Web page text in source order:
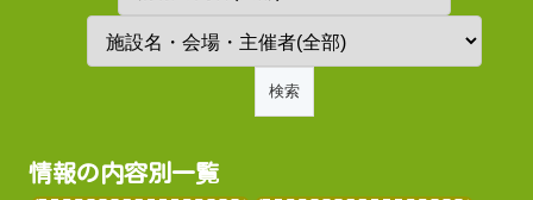
情報の内容別一覧